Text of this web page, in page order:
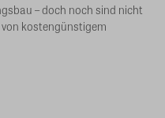
– doch noch sind nicht
kostengünstigem